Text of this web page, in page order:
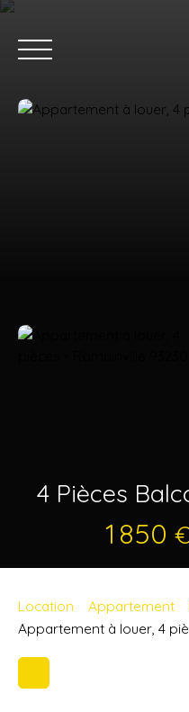
4 Pièces
1 850
Location Appartement
Appartement à louer, 4